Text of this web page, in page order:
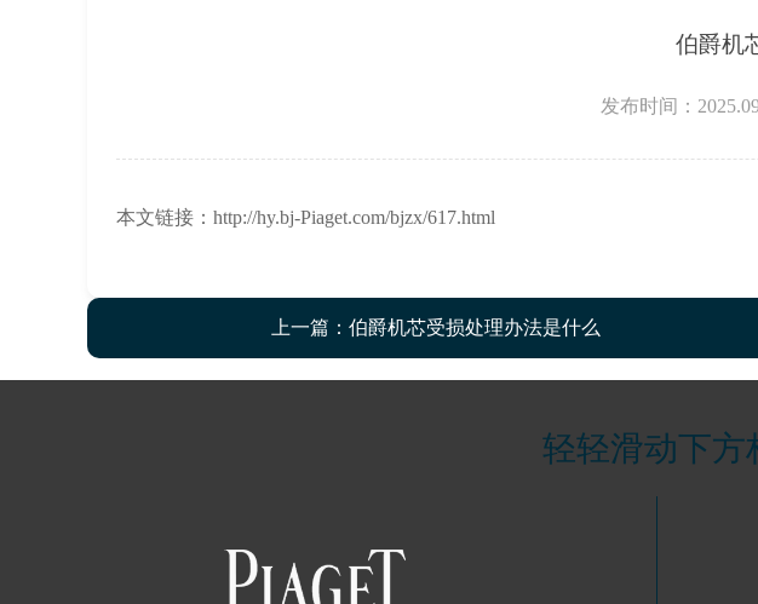
伯爵机
发布时间：
本文链接：http://hy.bj-Piaget.com/bjzx/617.html
上一篇： 伯爵机芯受损处理办法是什么
轻轻滑动下方